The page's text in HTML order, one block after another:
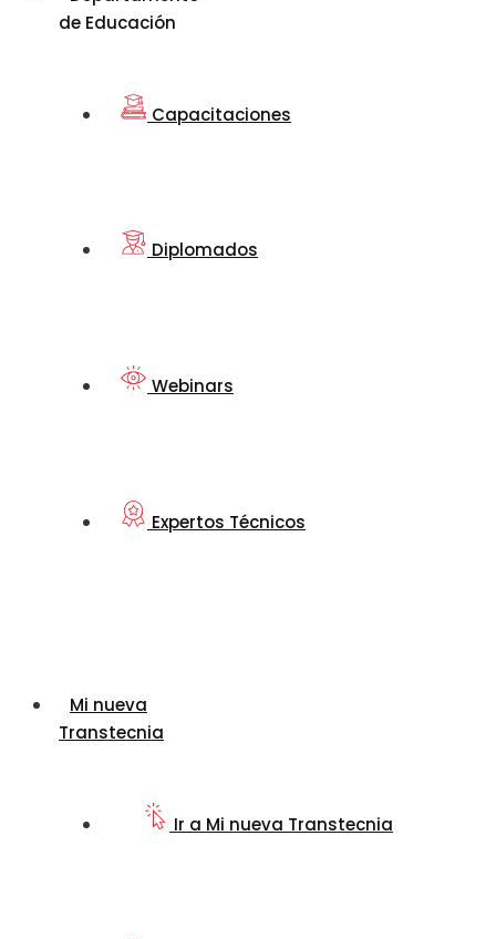
de Educación
Capacitaciones
Diplomados
Webinars
Expertos Técnicos
Mi nueva
Transtecnia
Ir a Mi nueva Transtecnia